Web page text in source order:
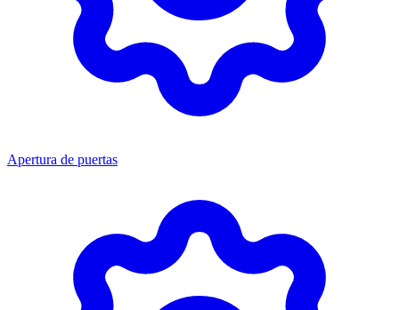
Apertura de puertas